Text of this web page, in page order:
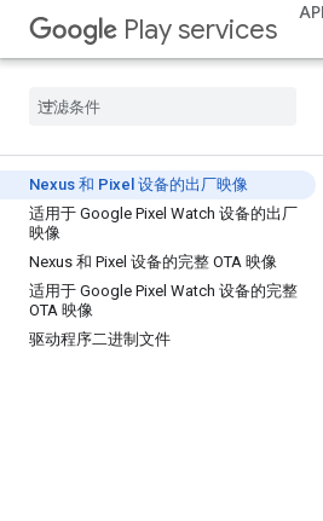
Play services
Nexus 和 Pixel 设备的出厂映像
适用于 Google Pixel Watch 设备的出厂
映像
Nexus 和 Pixel 设备的完整 OTA 映像
适用于 Google Pixel Watch 设备的完整
OTA 映像
驱动程序二进制文件